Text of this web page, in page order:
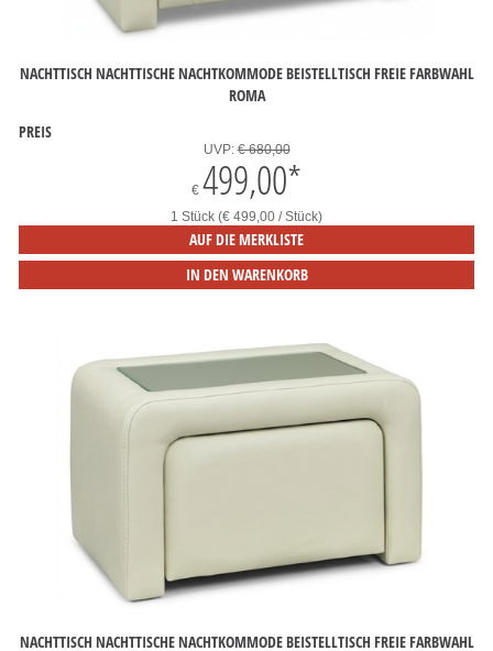
NACHTTISCH NACHTTISCHE NACHTKOMMODE BEISTELLTISCH FREIE FARBWAHL
ROMA
PREIS
UVP:€ 680,00
€ 499,00*
1 Stück (€ 499,00 / Stück)
AUF DIE MERKLISTE
IN DEN WARENKORB
NACHTTISCH NACHTTISCHE NACHTKOMMODE BEISTELLTISCH FREIE FARBWAHL